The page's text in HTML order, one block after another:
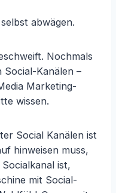
abwägen.
Nochmals
Kanälen –
Marketing-
wissen.
Social Kanälen ist
hinweisen muss,
ist,
mit Social-